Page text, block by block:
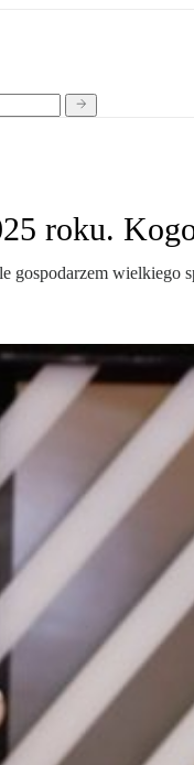
roku.
gospodarzem wielkiego